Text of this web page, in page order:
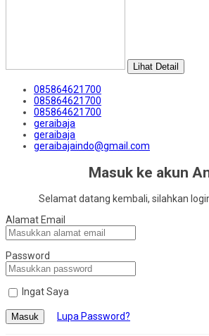
Lihat Detail
085864621700
085864621700
085864621700
geraibaja
geraibaja
geraibajaindo@gmail.com
Masuk ke akun
Selamat datang kembali, silahkan
Alamat Email
Password
Ingat Saya
Masuk Lupa Password?